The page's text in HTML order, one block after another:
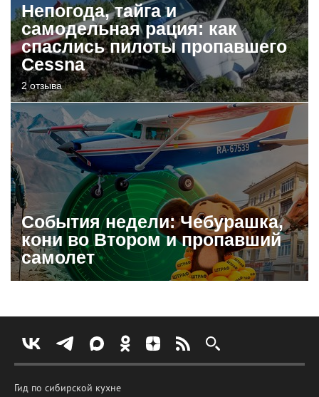
Непогода, тайга и
самодельная рация: как
спаслись пилоты пропавшего
Cessna
2 отзыва
События недели: Чебурашка,
кони во Втором и пропавший
самолет
Гид по сибирской кухне